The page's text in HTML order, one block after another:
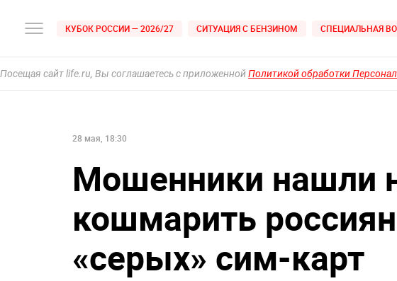
КУБОК РОССИИ — 2026/27 СИТУАЦИЯ С БЕНЗИНОМ СПЕЦИАЛЬНАЯ
Посещая сайт life.ru, Вы соглашаетесь с приложеннойПолитикой обработки
28 мая, 18:30
Мошенники нашли
кошмарить
«серых» сим-карт